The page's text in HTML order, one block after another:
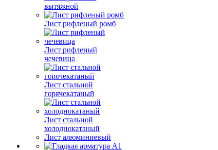
вытяжной
Лист рифленый ромб
Лист рифленый
чечевица
Лист стальной
горячекатаный
Лист стальной
холоднокатаный
Лист алюминиевый